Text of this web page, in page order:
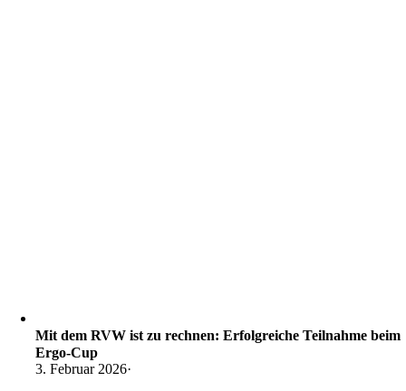
Mit dem RVW ist zu rechnen: Erfolgreiche Teilnahme beim
Ergo-Cup
3. Februar 2026·